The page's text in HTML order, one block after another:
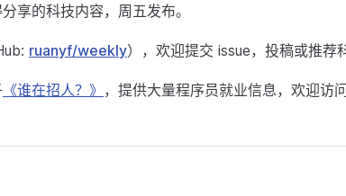
享的科技内容，周五发布。
ruanyf/weekly），欢迎提交 issue，投稿或推荐
《谁在招人？》 ，提供大量程序员就业信息，欢迎访